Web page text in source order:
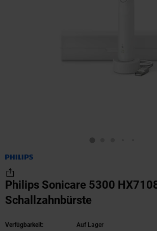
Philips Sonicare 5300
Schallzahnbürste
Verfügbarkeit:
Auf Lager